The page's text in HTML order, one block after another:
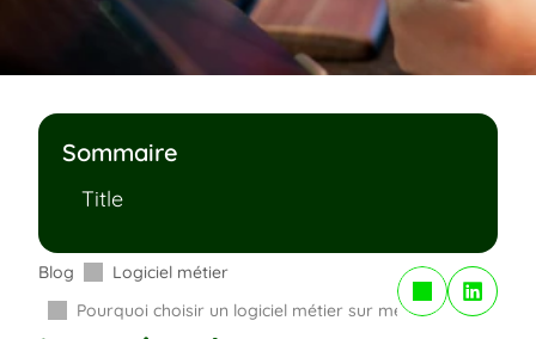
Sommaire
Title
Blog
Logiciel métier
Pourquoi choisir un logiciel métier sur mesure pour votre
Copy to Clipboard